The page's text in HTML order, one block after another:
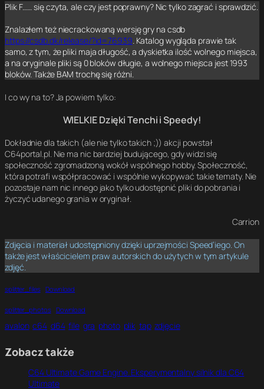
Plik F…… się czyta, ale czy jest poprawny? Nic tylko zagrać i sprawdzić.
Znalazłem też niecrackowaną wersję gry na csdb
https://csdb.dk/release/?id=76939. Katalog wygląda prawie tak
samo, z tym, że pliki maja długość, a dyskietka ilość wolnego miejsca,
a na oryginale pliki są 0 bloków długie, a wolnego miejsca jest 1993
bloków. Także BAM trochę się różni.
I co wy na to? Ja powiem tylko:
WIELKIE Dzięki Tenchi i Speedy!
Dokładnie dla takich (ale nie tylko takich ;)) akcji powstał
C64portal.pl. Nie ma nic bardziej budującego, gdy widzi się
społeczność zgromadzoną wokół wspólnego hobby. Społeczność,
która potrafi współpracować i wspólnie wykopywać takie tematy. Nie
pozostaje nam nic innego jako tylko udostępnić pliki do pobrania i
życzyć udanego grania w oryginał.
Carrion
Zdjęcia i materiał udostępniony dzięki uprzejmości Speed’iego. On
także jest właścicielem praw autorskich do użytych w tym artykule
zdjęć.
splitter_files Download
splitter_photos Download
avalon c64 d64 file gra photo plik tap zdjęcie
Zobacz także
C64 Ultimate Game Engine. Eksperymentalny silnik dla C64
Ultimate